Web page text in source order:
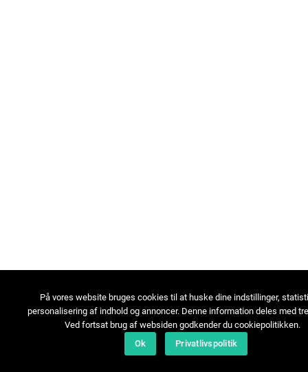
På vores website bruges cookies til at huske dine indstillinger,
personalisering af indhold og annoncer. Denne information deles med
Ved fortsat brug af websiden godkender du cookiepolitikken.
Ok
Privatlivspolitik